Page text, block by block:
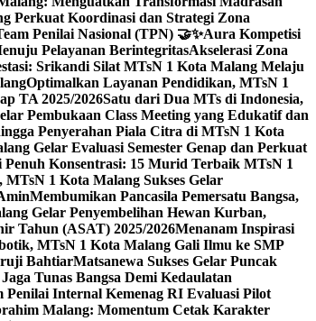
Perkuat Koordinasi dan Strategi Zona
Penilai Nasional (TPN) 🤝✨Aura Kompetisi
Pelayanan BerintegritasAkselerasi Zona
Srikandi Silat MTsN 1 Kota Malang Melaju
Optimalkan Layanan Pendidikan, MTsN 1
TA 2025/2026Satu dari Dua MTs di Indonesia,
Pembukaan Class Meeting yang Edukatif dan
Penyerahan Piala Citra di MTsN 1 Kota
Gelar Evaluasi Semester Genap dan Perkuat
Penuh Konsentrasi: 15 Murid Terbaik MTsN 1
1 Kota Malang Sukses Gelar
Membumikan Pancasila Pemersatu Bangsa,
Gelar Penyembelihan Hewan Kurban,
Tahun (ASAT) 2025/2026Menanam Inspirasi
MTsN 1 Kota Malang Gali Ilmu ke SMP
BahtiarMatsanewa Sukses Gelar Puncak
Tunas Bangsa Demi Kedaulatan
Internal Kemenag RI Evaluasi Pilot
Malang: Momentum Cetak Karakter